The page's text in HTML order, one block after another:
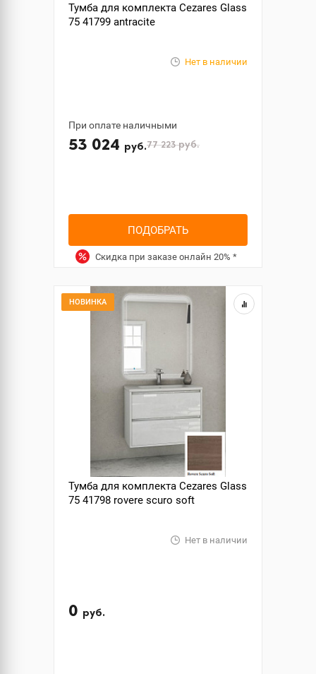
Тумба для комплекта Cezares Glass
75 41799 antracite
Нет в наличии
При оплате наличными
53 024 руб.77 223руб.
ПОДОБРАТЬ
Скидка при заказе онлайн 20% *
НОВИНКА
Тумба для комплекта Cezares Glass
75 41798 rovere scuro soft
Нет в наличии
0 руб.